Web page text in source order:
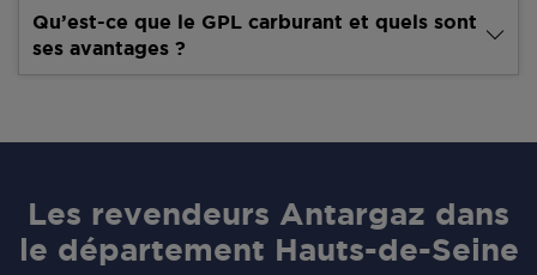
Qu’est-ce que le GPL carburant et quels sont
ses avantages ?
Les revendeurs Antargaz dans
le département Hauts-de-Seine